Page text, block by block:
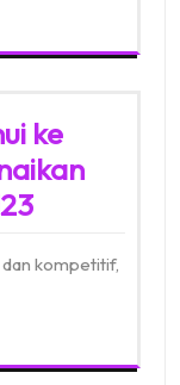
ke
kompetitif,